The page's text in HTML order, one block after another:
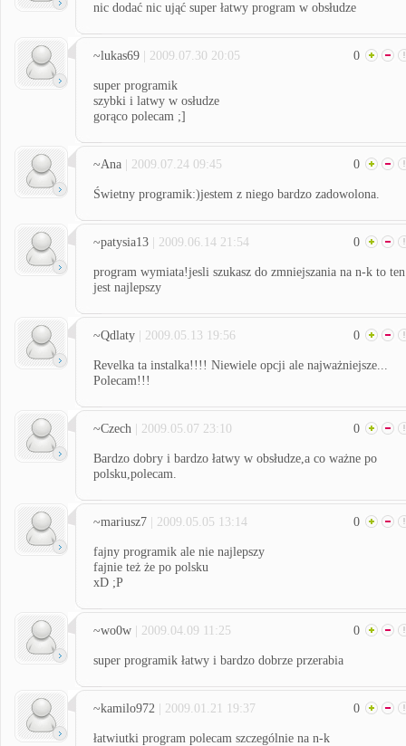
nic dodać nic ująć super łatwy program w obsłudze
~lukas69 | 2009.07.30 20:05 0
super programik
szybki i latwy w osłudze
gorąco polecam ;]
~Ana | 2009.07.24 09:45 0
Świetny programik:)jestem z niego bardzo zadowolona.
~patysia13 | 2009.06.14 21:54 0
program wymiata!jesli szukasz do zmniejszania na n-k to ten
jest najlepszy
~Qdlaty | 2009.05.13 19:56 0
Revelka ta instalka!!!! Niewiele opcji ale najważniejsze...
Polecam!!!
~Czech | 2009.05.07 23:10 0
Bardzo dobry i bardzo łatwy w obsłudze,a co ważne po
polsku,polecam.
~mariusz7 | 2009.05.05 13:14 0
fajny programik ale nie najlepszy
fajnie też że po polsku
xD ;P
~wo0w | 2009.04.09 11:25 0
super programik łatwy i bardzo dobrze przerabia
~kamilo972 | 2009.01.21 19:37 0
łatwiutki program polecam szczególnie na n-k